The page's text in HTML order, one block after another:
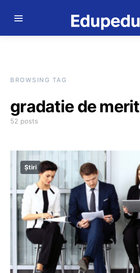
BROWSING TAG
gradatie de merit
52 posts
Știri